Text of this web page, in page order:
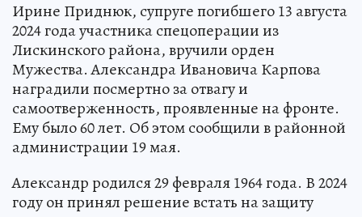
Ирине Приднюк, супруге погибшего 13 августа
2024 года участника спецоперации из
Лискинского района, вручили орден
Мужества. Александра Ивановича Карпова
наградили посмертно за отвагу и
самоотверженность, проявленные на фронте.
Ему было 60 лет. Об этом сообщили в районной
администрации 19 мая.
Александр родился 29 февраля 1964 года. В 2024
году он принял решение встать на защиту